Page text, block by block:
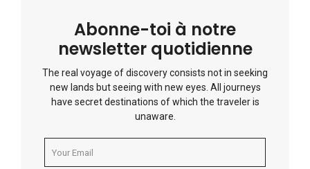
Abonne-toi à notre
newsletter quotidienne
The real voyage of discovery consists not in seeking
new lands but seeing with new eyes. All journeys
have secret destinations of which the traveler is
unaware.